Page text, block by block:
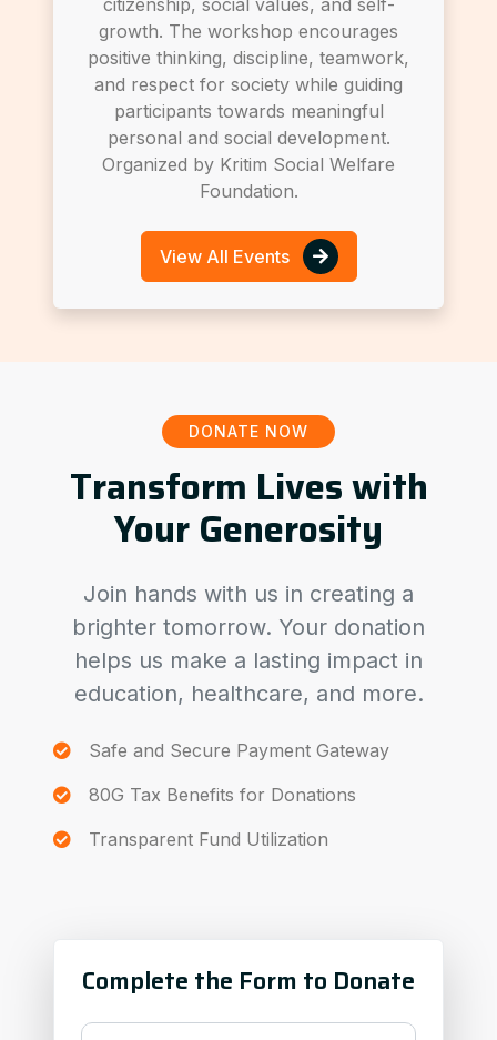
growth. The workshop encourages
positive thinking, discipline, teamwork,
and respect for society while guiding
participants towards meaningful
personal and social development.
Organized by Kritim Social Welfare
Foundation.
View All Events
DONATE NOW
Transform Lives with
Your Generosity
Join hands with us in creating a
brighter tomorrow. Your donation
helps us make a lasting impact in
education, healthcare, and more.
Safe and Secure Payment Gateway
80G Tax Benefits for Donations
Transparent Fund Utilization
Complete the Form to Donate